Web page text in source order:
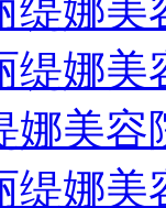
缇娜
缇娜
娜美
缇娜